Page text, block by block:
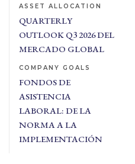
ASSET ALLOCATION
QUARTERLY
OUTLOOK Q3 2026 DEL
MERCADO GLOBAL
COMPANY GOALS
FONDOS DE
ASISTENCIA
LABORAL: DE LA
NORMA A LA
IMPLEMENTACIÓN